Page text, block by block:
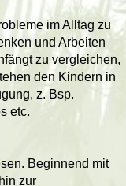
im Alltag zu
und Arbeiten
zu vergleichen,
den Kindern in
z. Bsp.
etc.
Beginnend mit
zur